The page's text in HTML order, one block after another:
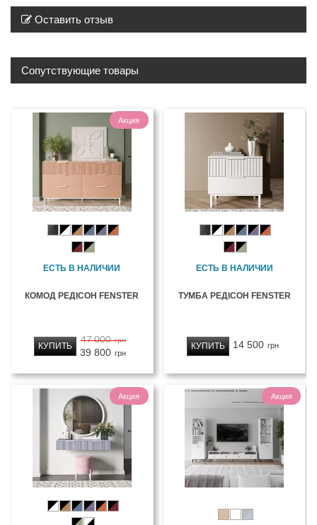
Оставить отзыв
Сопутствующие товары
Акция
ЕСТЬ В НАЛИЧИИ
КОМОД РЕДІСОН FENSTER
47 000 грн
39 800 грн
КУПИТЬ
ЕСТЬ В НАЛИЧИИ
ТУМБА РЕДІСОН FENSTER
14 500 грн
КУПИТЬ
Акция Акция